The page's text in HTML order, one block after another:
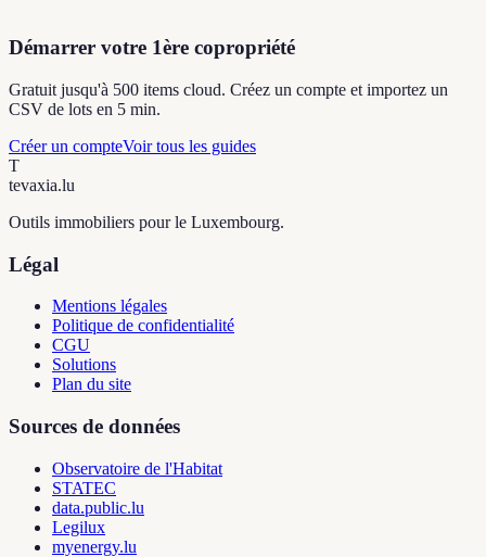
Démarrer votre 1ère copropriété
Gratuit jusqu'à 500 items cloud. Créez un compte et importez un
CSV de lots en 5 min.
Créer un compteVoir tous les guides
T
tevaxia.lu
Outils immobiliers pour le Luxembourg.
Légal
Mentions légales
Politique de confidentialité
CGU
Solutions
Plan du site
Sources de données
Observatoire de l'Habitat
STATEC
data.public.lu
Legilux
myenergy.lu